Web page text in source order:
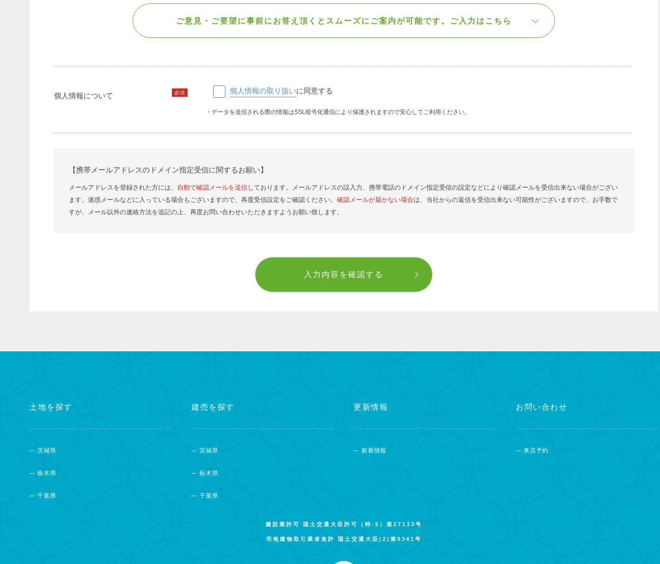
ご意見・ご要望に事前にお答え頂くと スムーズにご案内が可能です。 ご入力はこちら
個人情報について 必須 個人情報の取り扱いに同意する
・データを送信される際の情報はSSL暗号化通信により保護されますので安心してご利用ください。
【携帯メールアドレスのドメイン指定受信に関するお願い】
メールアドレスを登録された方には、 自動で確認メールを送信しております。メールアドレスの誤入力、携帯電話のドメイン指定受信の設定などにより確認メールを受信出来ない場合がござい
ます。迷惑メールなどに入っている場合もございますので、再度受信設定をご確認ください。 確認メールが届かない場合は、当社からの返信を受信出来ない可能性がございますので、お手数で
すが、メール以外の連絡方法を追記の上、再度お問い合わせいただきますようお願い致します。
土地を探す
茨城県
栃木県
千葉県
建売を探す
茨城県
栃木県
千葉県
更新情報
新着情報
お問い合わせ
来店予約
建設業許可 国土交通大臣許可（特-5）第27133号
宅地建物取引業者免許 国土交通大臣(2)第9341号